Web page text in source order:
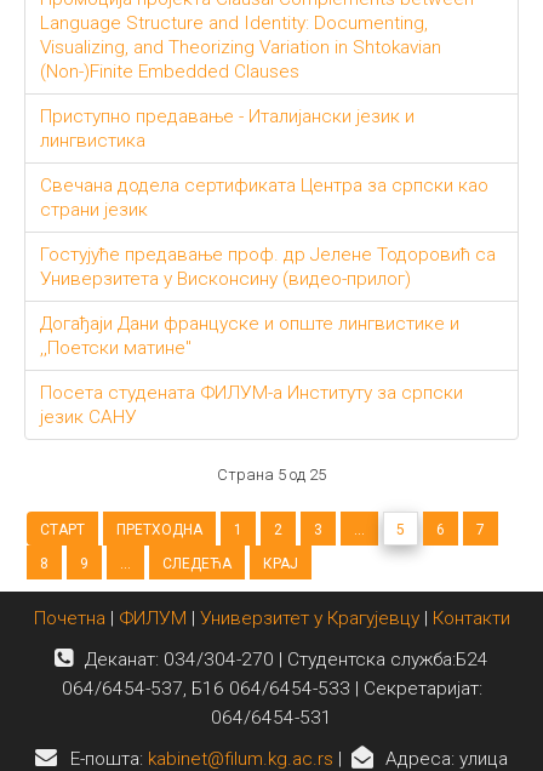
Language Structure and Identity: Documenting,
Visualizing, and Theorizing Variation in Shtokavian
(Non-)Finite Embedded Clauses
Приступно предавање - Италијански језик и
лингвистика
Свечана додела сертификата Центра за српски као
страни језик
Гостујуће предавање проф. др Јелене Тодоровић са
Универзитета у Висконсину (видео-прилог)
Догађаји Дани француске и опште лингвистике и
,,Поетски матине"
Посета студената ФИЛУМ-а Институту за српски
језик САНУ
Страна 5 од 25
СТАРТ ПРЕТХОДНА 1 2 3 ... 5 6
7
8
9 ... СЛЕДЕЋА КРАЈ
Почетна | ФИЛУМ | Универзитет у Крагујевцу| Контакти
Деканат: 034/304-270 | Студентска служба:Б24
064/6454-537, Б16 064/6454-533 | Секретаријат:
064/6454-531
E-пошта: kabinet@filum.kg.ac.rs | Адреса: улица